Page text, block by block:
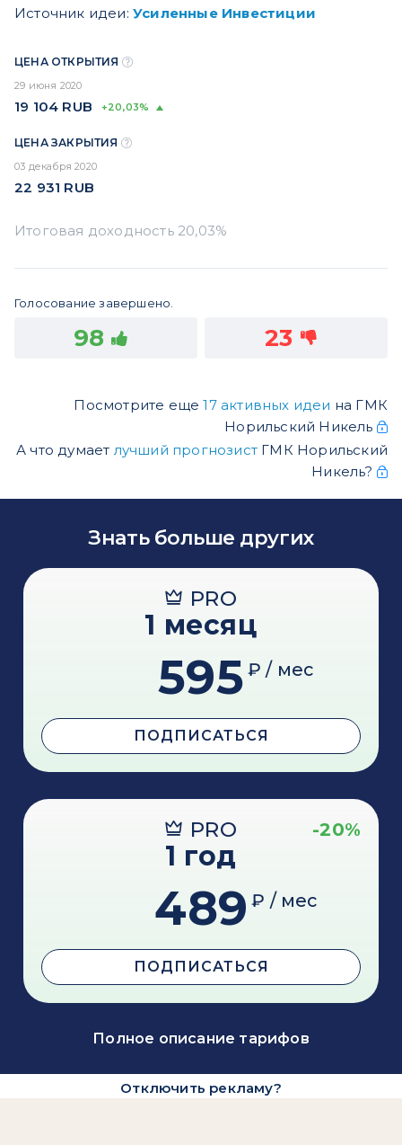
Источник идеи: Усиленные Инвестиции
ЦЕНА ОТКРЫТИЯ
29 июня 2020
19 104 RUB +20,03%
ЦЕНА ЗАКРЫТИЯ
03 декабря 2020
22 931 RUB
Голосование завершено.
98 23
Посмотрите еще17 активных идеи на ГМК
Норильский Никель
А что думает лучший прогнозист ГМК Норильский
Никель?
Знать больше других
PRO
1 месяц
595 ₽ / мес
ПОДПИСАТЬСЯ
PRO -20%
1 год
489 ₽ / мес
ПОДПИСАТЬСЯ
Полное описание тарифов
Отключить рекламу?